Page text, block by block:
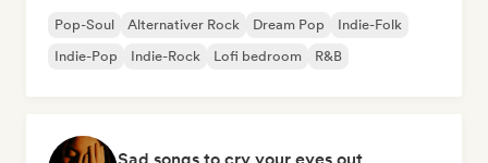
Pop-Soul Alternativer Rock Dream Pop
Indie-Folk
Indie-Pop
Indie-Rock Lofi bedroom R&B